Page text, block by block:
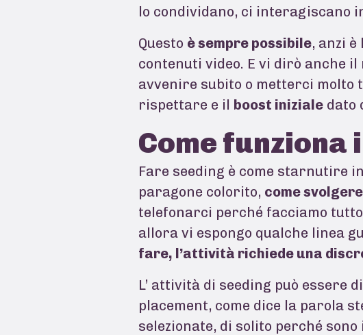
lo condividano, ci interagiscano
Questo è sempre possibile, anzi
contenuti video. E vi dirò anche
avvenire subito o metterci molto
rispettare e il boost iniziale dato
Come funziona
Fare seeding è come starnutire
paragone colorito, come
telefonarci perché facciamo
allora vi espongo qualche linea
fare, l’attività richiede una
L’ attività di seeding può essere
placement, come dice la parola
selezionate, di solito perché